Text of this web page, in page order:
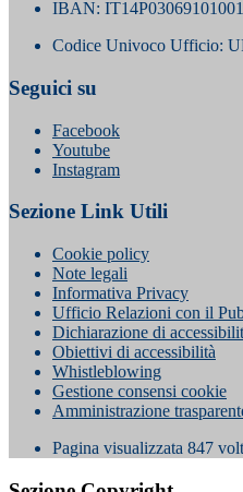
IBAN:
Codice Univoco Ufficio:
Seguici su
Facebook
Youtube
Instagram
Sezione Link Utili
Cookie policy
Note legali
Informativa Privacy
Ufficio Relazioni con il
Dichiarazione di
Obiettivi di accessibilità
Whistleblowing
Gestione consensi cookie
Amministrazione
Pagina visualizzata 847